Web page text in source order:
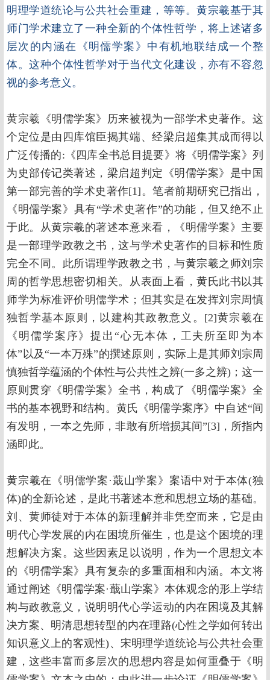
明理学道统论与公共社会重建，等等。黄宗羲基于其
师门学术建立了一种全新的个体性哲学，将上述诸多
层次的内涵在《明儒学案》中有机地联结成一个整
体。这种个体性哲学对于当代文化建设，亦有不容忽
视的参考意义。
黄宗羲《明儒学案》历来被视为一部学术史著作。这
个定位是由四库馆臣揭其端、经梁启超集其成而得以
广泛传播的:《四库全书总目提要》将《明儒学案》列
为史部传记类著述，梁启超判定《明儒学案》是中国
第一部完善的学术史著作[1]。笔者前期研究已指出，
《明儒学案》具有“学术史著作”的功能，但又绝不止
于此。从黄宗羲的著述本意来看，《明儒学案》主要
是一部理学政教之书，这与学术史著作的目标和性质
完全不同。此所谓理学政教之书，与黄宗羲之师刘宗
周的哲学思想密切相关。从表面上看，黄氏此书以其
师学为标准评价明儒学术；但其实是在发挥刘宗周慎
独哲学基本原则，以建构其政教意义。[2]黄宗羲在
《明儒学案序》提出“心无本体，工夫所至即为本
体”以及“一本万殊”的撰述原则，实际上是其师刘宗周
慎独哲学蕴涵的个体性与公共性之辨(一多之辨)；这一
原则贯穿《明儒学案》全书，构成了《明儒学案》全
书的基本视野和结构。黄氏《明儒学案序》中自述“间
有发明，一本之先师，非敢有所增损其间”[3]，所指内
涵即此。
黄宗羲在《明儒学案·蕺山学案》案语中对于本体(独
体)的全新论述，是此书著述本意和思想立场的基础。
刘、黄师徒对于本体的新理解并非凭空而来，它是由
明代心学发展的内在困境所催生，也是这个困境的理
想解决方案。这些因素足以说明，作为一个思想文本
的《明儒学案》具有复杂的多重面相和内涵。本文将
通过阐述《明儒学案·蕺山学案》本体观念的形上学结
构与政教意义，说明明代心学运动的内在困境及其解
决方案、明清思想转型的内在理路(心性之学如何转出
知识意义上的客观性)、宋明理学道统论与公共社会重
建，这些丰富而多层次的思想内容是如何重叠于《明